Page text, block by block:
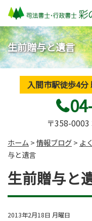
生前贈与と遺言
入間市駅徒歩4分
〒358-
ホーム >情報ブログ> よ
与と遺言
生前贈与と
2013年2月18日 月曜日